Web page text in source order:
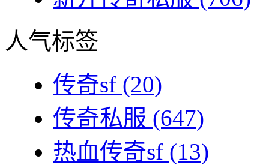
人气标签
传奇sf (20)
传奇私服 (647)
热血传奇sf (13)